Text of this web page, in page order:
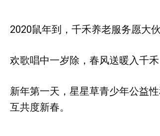
2020鼠年到，千禾养老服务愿大
欢歌唱中一岁除，春风送暖入千禾
新年第一天，星星草青少年公益
互共度新春。